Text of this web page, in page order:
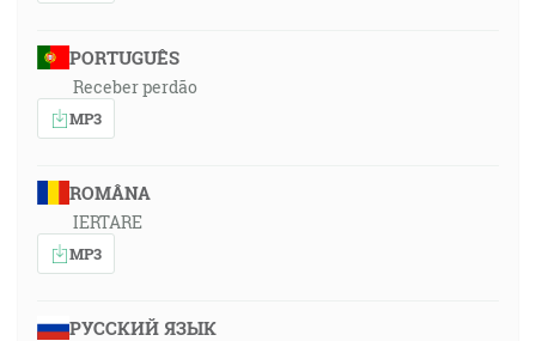
PORTUGUÊS
Receber perdão
MP3
ROMÂNA
IERTARE
MP3
РУССКИЙ ЯЗЫК